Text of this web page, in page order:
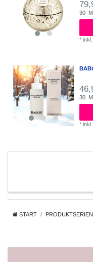
30
*
30
*
START PRODUKTSERIEN